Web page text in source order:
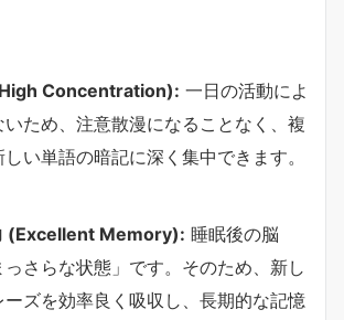
Concentration): 一日の活動によ
いため、注意散漫になることなく、複
い単語の暗記に深く集中できます。
(Excellent Memory): 睡眠後の脳
さらな状態」です。そのため、新し
ズを効率良く吸収し、長期的な記憶